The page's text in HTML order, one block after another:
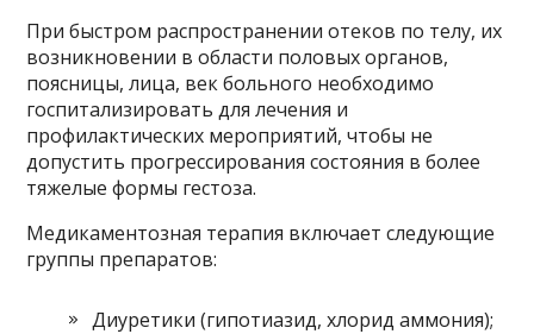
При быстром распространении отеков по телу, их
возникновении в области половых органов,
поясницы, лица, век больного необходимо
госпитализировать для лечения и
профилактических мероприятий, чтобы не
допустить прогрессирования состояния в более
тяжелые формы гестоза.
Медикаментозная терапия включает следующие
группы препаратов:
Диуретики (гипотиазид, хлорид аммония);